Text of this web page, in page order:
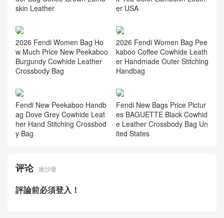
skin Leather
er USA
2026 Fendi Women Bag Ho
w Much Price New Peekaboo
Burgundy Cowhide Leather
Crossbody Bag
2026 Fendi Women Bag Pee
kaboo Coffee Cowhide Leath
er Handmade Outer Stitching
Handbag
Fendi New Peekaboo Handb
ag Dove Grey Cowhide Leat
her Hand Stitching Crossbod
y Bag
Fendi New Bags Price Pictur
es BAGUETTE Black Cowhid
e Leather Crossbody Bag Un
ited States
评论 搶沙發
評論前必須登入！